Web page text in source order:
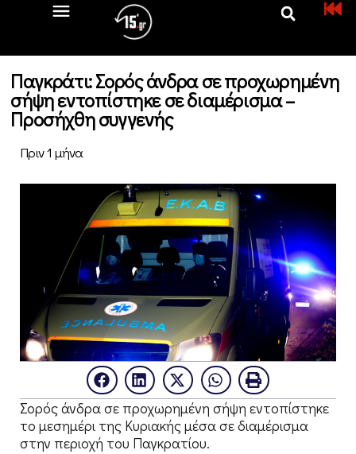
Παγκράτι: Σορός άνδρα σε προχωρημένη
σήψη εντοπίστηκε σε διαμέρισμα –
Προσήχθη συγγενής
Πριν 1 μήνα
Σορός άνδρα σε προχωρημένη σήψη εντοπίστηκε
το μεσημέρι της Κυριακής μέσα σε διαμέρισμα
στην περιοχή του Παγκρατίου.